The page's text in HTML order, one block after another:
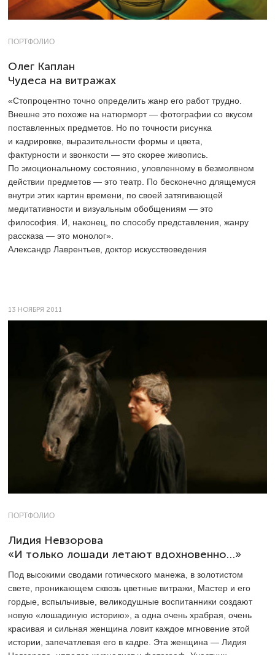
ПОРТФОЛИО
Олег Каплан
Чудеса на витражах
«Стопроцентно точно определить жанр его работ трудно.
Внешне это похоже на натюрморт — фотографии со вкусом
поставленных предметов. Но по точности рисунка
и кадрировке, выразительности формы и цвета,
фактурности и звонкости — это скорее живопись.
По эмоциональному состоянию, уловленному в безмолвном
действии предметов — это театр. По бесконечно длящемуся
внутри этих картин времени, по своей затягивающей
медитативности и визуальным обобщениям — это
философия. И, наконец, по способу представления, жанру
рассказа — это монолог».
Александр Лаврентьев, доктор искусствоведения
13 НОЯБРЯ 2011
ПОРТФОЛИО
Лидия Невзорова
«И только лошади летают вдохновенно…»
Под высокими сводами готического манежа, в золотистом
свете, проникающем сквозь цветные витражи, Мастер и его
гордые, вспыльчивые, великодушные воспитанники создают
новую «лошадиную историю», а одна очень храбрая, очень
красивая и сильная женщина ловит каждое мгновение этой
истории, запечатлевая его в кадре. Эта женщина — Лидия